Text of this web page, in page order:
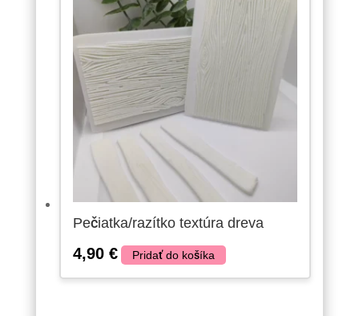
Pečiatka/razítko textúra dreva
4,90 € Pridať do košíka